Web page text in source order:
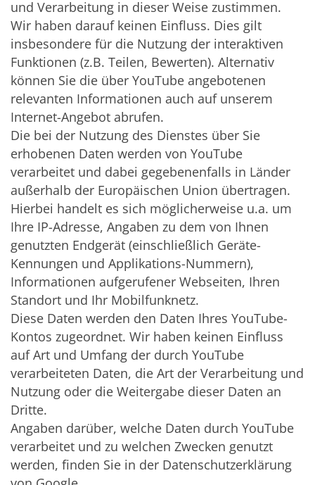
und Verarbeitung in dieser Weise zustimmen.
Wir haben darauf keinen Einfluss. Dies gilt
insbesondere für die Nutzung der interaktiven
Funktionen (z.B. Teilen, Bewerten). Alternativ
können Sie die über YouTube angebotenen
relevanten Informationen auch auf unserem
Internet-Angebot abrufen.
Die bei der Nutzung des Dienstes über Sie
erhobenen Daten werden von YouTube
verarbeitet und dabei gegebenenfalls in Länder
außerhalb der Europäischen Union übertragen.
Hierbei handelt es sich möglicherweise u.a. um
Ihre IP-Adresse, Angaben zu dem von Ihnen
genutzten Endgerät (einschließlich Geräte-
Kennungen und Applikations-Nummern),
Informationen aufgerufener Webseiten, Ihren
Standort und Ihr Mobilfunknetz.
Diese Daten werden den Daten Ihres YouTube-
Kontos zugeordnet. Wir haben keinen Einfluss
auf Art und Umfang der durch YouTube
verarbeiteten Daten, die Art der Verarbeitung und
Nutzung oder die Weitergabe dieser Daten an
Dritte.
Angaben darüber, welche Daten durch YouTube
verarbeitet und zu welchen Zwecken genutzt
werden, finden Sie in der Datenschutzerklärung